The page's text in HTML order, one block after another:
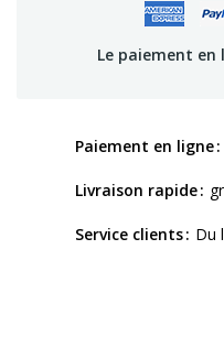
Le paiement en
Paiement en ligne
Livraison rapide
Service clients Du